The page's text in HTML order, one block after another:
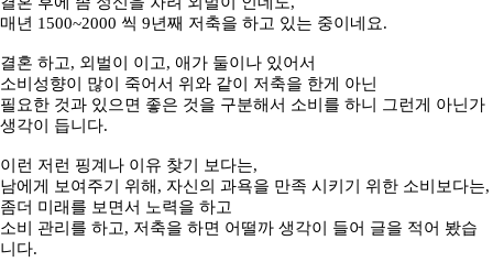
매년 1500~2000 씩 9년째 저축을 하고 있는 중이네요.
결혼 하고, 외벌이 이고, 애가 둘이나 있어서
소비성향이 많이 죽어서 위와 같이 저축을 한게 아닌
필요한 것과 있으면 좋은 것을 구분해서 소비를 하니 그런게 아닌가
생각이 듭니다.
이런 저런 핑계나 이유 찾기 보다는,
남에게 보여주기 위해, 자신의 과욕을 만족 시키기 위한 소비보다는,
좀더 미래를 보면서 노력을 하고
소비 관리를 하고, 저축을 하면 어떨까 생각이 들어 글을 적어 봤습
니다.